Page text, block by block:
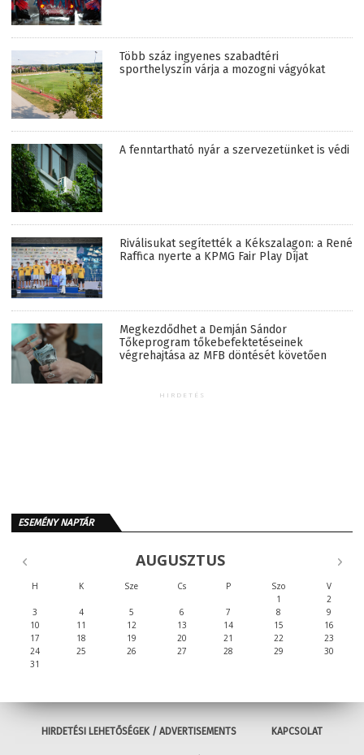
Több száz ingyenes szabadtéri
sporthelyszín várja a mozogni vágyókat
A fenntartható nyár a szervezetünket is védi
Riválisukat segítették a Kékszalagon: a René
Raffica nyerte a KPMG Fair Play Díjat
Megkezdődhet a Demján Sándor
Tőkeprogram tőkebefektetéseinek
végrehajtása az MFB döntését követően
HIRDETÉS
ESEMÉNY NAPTÁR
AUGUSZTUS
H K Sze Cs P Szo
V
1
2
3
4 5 6 7 8
9
10
11 12 13 14 15
16
17
18 19 20 21 22
23
24
25 26 27 28 29
30
31
HIRDETÉSI LEHETŐSÉGEK / ADVERTISEMENTS KAPCSOLAT